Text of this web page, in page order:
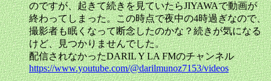
のですが、起きて続きを見ていたらJIYAWAで動画が
終わってしまった。この時点で夜中の4時過ぎなので、
撮影者も眠くなって断念したのかな？続きが気になる
けど、見つかりませんでした。
配信されなかったDARIL Y LA FMのチャンネル
https://www.youtube.com/@darilmunoz7153/videos